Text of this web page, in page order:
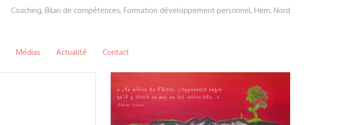
Coaching, Bilan de compétences, Formation développement personnel, Hem, Nord
Médias Actualité Contact